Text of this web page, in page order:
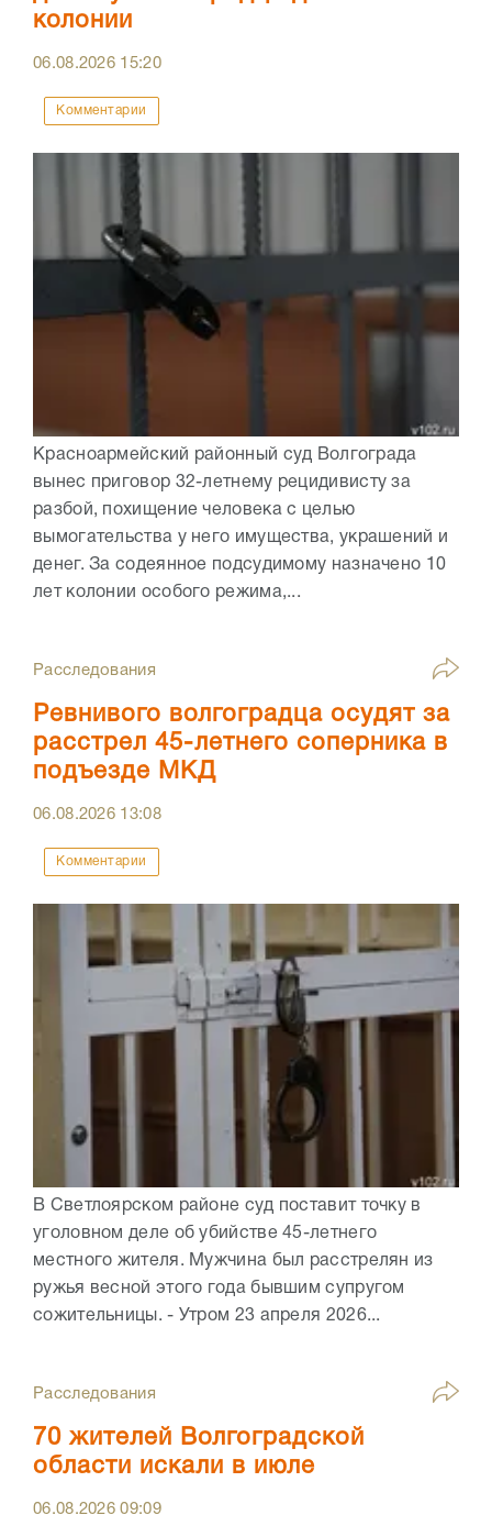
колонии
06.08.2026 15:20
Комментарии
Красноармейский районный суд Волгограда
вынес приговор 32-летнему рецидивисту за
разбой, похищение человека с целью
вымогательства у него имущества, украшений и
денег. За содеянное подсудимому назначено 10
лет колонии особого режима,...
Расследования
Ревнивого волгоградца осудят за
расстрел 45-летнего соперника в
подъезде МКД
06.08.2026 13:08
Комментарии
В Светлоярском районе суд поставит точку в
уголовном деле об убийстве 45-летнего
местного жителя. Мужчина был расстрелян из
ружья весной этого года бывшим супругом
сожительницы. - Утром 23 апреля 2026...
Расследования
70 жителей Волгоградской
области искали в июле
06.08.202609:09